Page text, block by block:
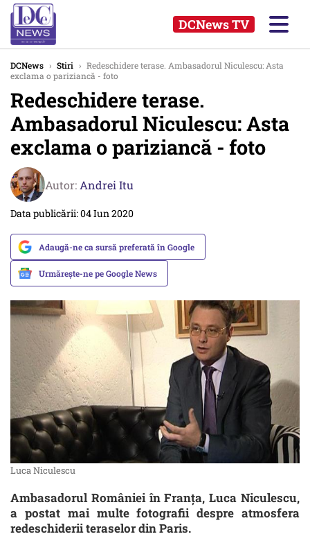
DCNews TV
DCNews › Stiri › Redeschidere terase. Ambasadorul Niculescu: Asta
exclama o pariziancă - foto
Redeschidere terase.
Ambasadorul Niculescu: Asta
exclama o pariziancă - foto
Autor: Andrei Itu
Data publicării: 04 Iun 2020
Adaugă-ne ca sursă preferată în Google
Urmărește-ne pe Google News
Luca Niculescu
Ambasadorul României în Franța, Luca Niculescu,
a postat mai multe fotografii despre atmosfera
redeschiderii teraselor din Paris.